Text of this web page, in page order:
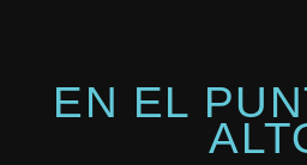
EN EL